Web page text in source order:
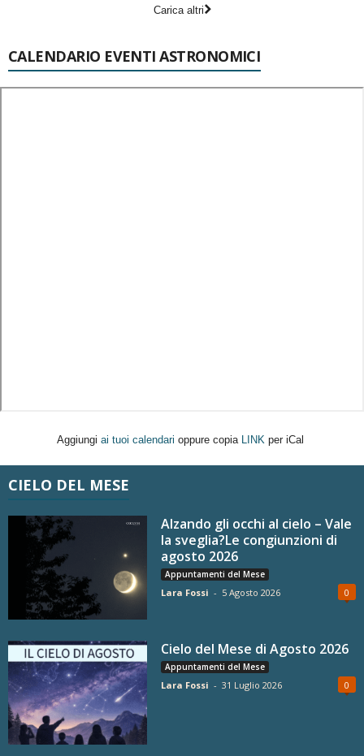
Carica altri
CALENDARIO EVENTI ASTRONOMICI
Aggiungi ai tuoi calendari oppure copia LINK per iCal
CIELO DEL MESE
Alzando gli occhi al cielo – Vale
la sveglia?Le congiunzioni di
agosto 2026
Appuntamenti del Mese
Lara Fossi - 5 Agosto 2026 0
Cielo del Mese di Agosto 2026
Appuntamenti del Mese
Lara Fossi - 31 Luglio 2026 0